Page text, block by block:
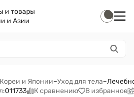
и товары
и Азии
и Японии–Уход для тела–
011733 К сравнению В избранное